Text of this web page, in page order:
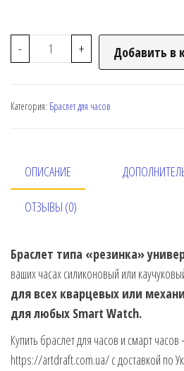
- + Добавить в
Категория: Браслет для часов
ОПИСАНИЕ
ОТЗЫВЫ (0)
Браслет типа «резинка»
ваших часах силиконовый или
для всех кварцевых или
для любых Smart Watch.
Купить браслет для часов и смарт
https://artdraft.com.ua/ с доставкой по